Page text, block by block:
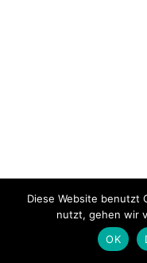
Diese Website benutzt
nutzt, gehen wir
OK